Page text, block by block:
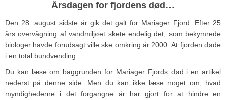
Årsdagen for fjordens død…
Den 28. august sidste år gik det galt for Mariager Fjord. Efter 25
års overvågning af vandmiljøet skete endelig det, som bekymrede
biologer havde forudsagt ville ske omkring år 2000: At fjorden døde
i en total bundvending…
Du kan læse om baggrunden for Mariager Fjords død i en artikel
nederst på denne side. Men du kan ikke læse noget om, hvad
myndighederne i det forgangne år har gjort for at hindre en